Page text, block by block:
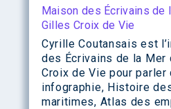
Maison des Écrivains de
Gilles Croix de Vie
Cyrille Coutansais est
des Écrivains de la Mer
Croix de Vie pour parler
infographie, Histoire
maritimes, Atlas des